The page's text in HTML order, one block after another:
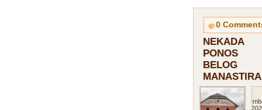
0
NEKADA
PONOS
BELOG
MANASTIRA